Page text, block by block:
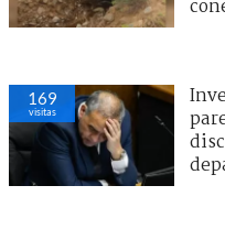
169
visitas